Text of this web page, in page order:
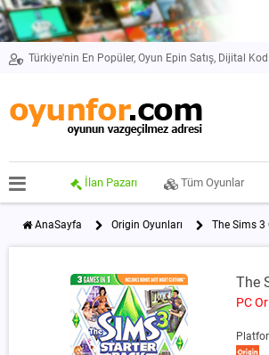
Türkiye'nin En Popüler, Oyun Epin Satış, Dijital
İlan Pazarı Tüm Oyunlar
AnaSayfa Origin Oyunları The Sims 3
The
PC